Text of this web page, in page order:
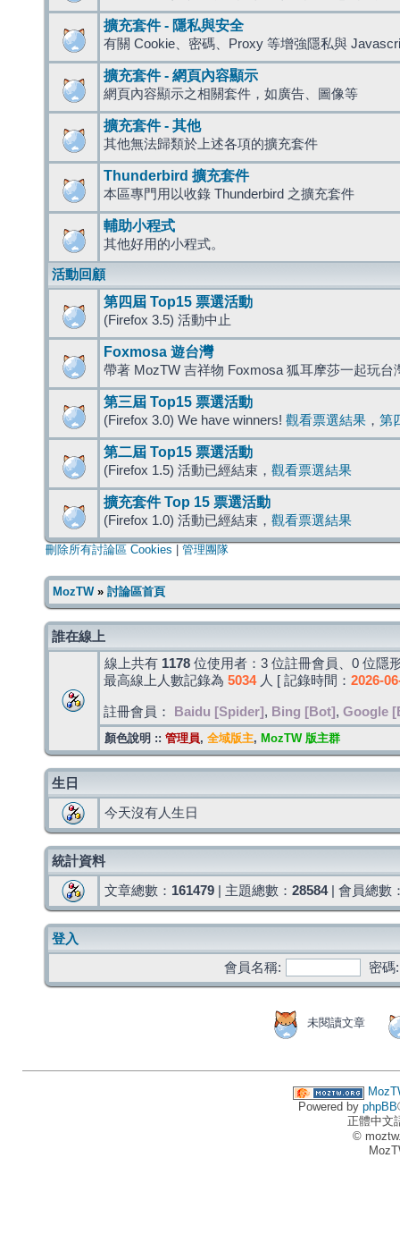
擴充套件 - 隱私與安全
有關 Cookie、密碼、Proxy 等增強隱私與
擴充套件 - 網頁內容顯示
網頁內容顯示之相關套件，如廣告、圖像等
擴充套件 - 其他
其他無法歸類於上述各項的擴充套件
Thunderbird 擴充套件
本區專門用以收錄 Thunderbird 之擴充套件
輔助小程式
其他好用的小程式。
活動回顧
第四屆 Top15 票選活動
(Firefox 3.5) 活動中止
Foxmosa 遊台灣
帶著 MozTW 吉祥物 Foxmosa 狐耳摩莎一起玩台
第三屆 Top15 票選活動
(Firefox 3.0) We have winners! 觀看票選結果 ， 第
第二屆 Top15 票選活動
(Firefox 1.5) 活動已經結束， 觀看票選結果
擴充套件 Top 15 票選活動
(Firefox 1.0) 活動已經結束， 觀看票選結果
刪除所有討論區 Cookies 管理團隊
MozTW» 討論區首頁
誰在線上
線上共有 1178 位使用者：3 位註冊會員、0 位隱
最高線上人數記錄為 5034人 [ 記錄時間： 2026-
註冊會員： Baidu [Spider] , Bing [Bot] , Google
顏色說明 :: 管理員, 全域版主, MozTW 版主群
生日
今天沒有人生日
統計資料
文章總數： 161479 | 主題總數： 28584| 會員總數
登入
會員名稱:
密碼:
未閱讀文章
Powered by phpBB
正體中文
©